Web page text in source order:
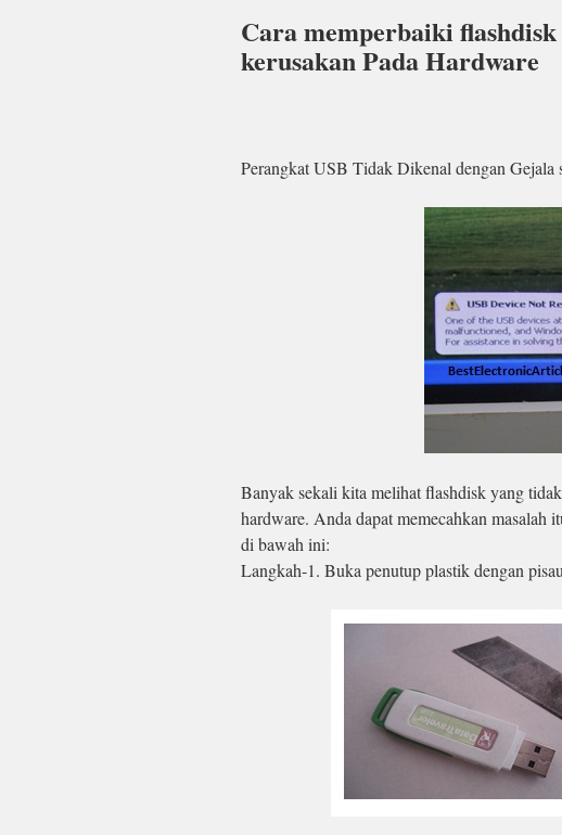
Cara memperbaiki
kerusakan Pada Hardware
Perangkat USB Tidak Dikenal dengan Gejala
Banyak sekali kita melihat flashdisk yang
hardware. Anda dapat memecahkan
di bawah ini:
Langkah-1. Buka penutup plastik dengan